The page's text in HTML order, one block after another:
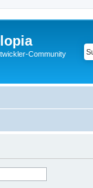
Community